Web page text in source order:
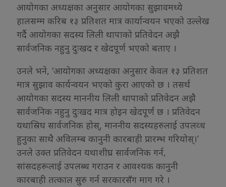
आयोगका अध्यक्षका अनुसार आयोगका सुझावमध्ये
हालसम्म करिब १३ प्रतिशत मात्र कार्यान्वयन भएको उल्लेख
गर्दै आयोगका सदस्य लिली थापाको प्रतिवेदन अझै
सार्वजनिक नहुनु दुःखद र खेदपूर्ण भएको बताए ।
उनले भने, ‘आयोगका अध्यक्षका अनुसार केवल १३ प्रतिशत
मात्र सुझाव कार्यन्वयन भएको कुरा आएको छ । तसर्थ
आयोगका सदस्य माननीय लिली थापाको प्रतिवेदन अझै
सार्वजनिक नहुनु दुःखद मात्र होइन खेदपूर्ण छ । प्रतिवेदन
यथास्रिघ सार्वजनिक होस्, माननीय सदस्यहरुलाई उपलव्ध
हुनुका साथै अविलम्ब कानुनी कारबाही प्रारम्भ गरियोस्।’
उनले उक्त प्रतिवेदन यथाशीघ्र सार्वजनिक गर्न,
सांसदहरूलाई उपलब्ध गराउन र आवश्यक कानुनी
कारबाही तत्काल सुरु गर्न सरकारसँग माग गरे ।